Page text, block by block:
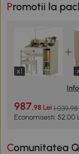
Promotii la
x1
987,98 Lei
Economisesti: 52,00
Comunitatea